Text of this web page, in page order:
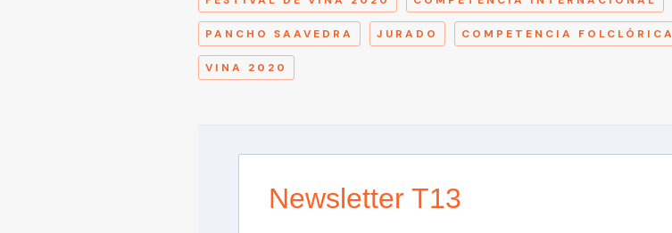
PANCHO SAAVEDRA JURADO COMPETENCIA FOLCLÓRICA
VINA 2020
Newsletter T13